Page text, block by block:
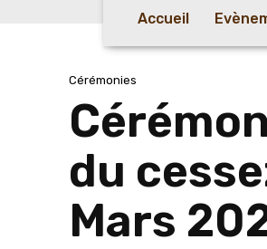
Accueil
Cérémonies
du
Mars